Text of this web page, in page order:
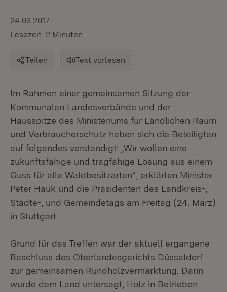
24.03.2017
Lesezeit: 2 Minuten
Teilen Text vorlesen
Im Rahmen einer gemeinsamen Sitzung der
Kommunalen Landesverbände und der
Hausspitze des Ministeriums für Ländlichen Raum
und Verbraucherschutz haben sich die Beteiligten
auf folgendes verständigt: „Wir wollen eine
zukunftsfähige und tragfähige Lösung aus einem
Guss für alle Waldbesitzarten“, erklärten Minister
Peter Hauk und die Präsidenten des Landkreis-,
Städte-, und Gemeindetags am Freitag (24. März)
in Stuttgart.
Grund für das Treffen war der aktuell ergangene
Beschluss des Oberlandesgerichts Düsseldorf
zur gemeinsamen Rundholzvermarktung. Darin
wurde dem Land untersagt, Holz in Betrieben